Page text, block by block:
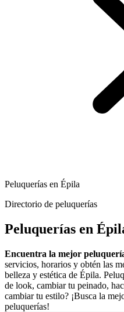
Peluquerías en Épila
Directorio de peluquerías
Peluquerías en
Encuentra la mejor
servicios, horarios y obtén las
belleza y estética de Épila.
de look, cambiar tu peinado,
cambiar tu estilo? ¡Busca la
peluquerías!